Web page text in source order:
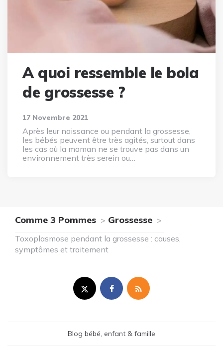
A quoi ressemble le bola
de grossesse ?
17 Novembre 2021
Après leur naissance ou pendant la grossesse,
les bébés peuvent être très agités, surtout dans
les cas où la maman ne se trouve pas dans un
environnement très serein ou…
Comme 3 Pommes Grossesse
Toxoplasmose pendant la grossesse : causes,
symptômes et traitement
Blog bébé, enfant & famille